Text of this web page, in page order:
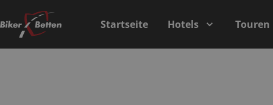
Startseite Hotels Touren